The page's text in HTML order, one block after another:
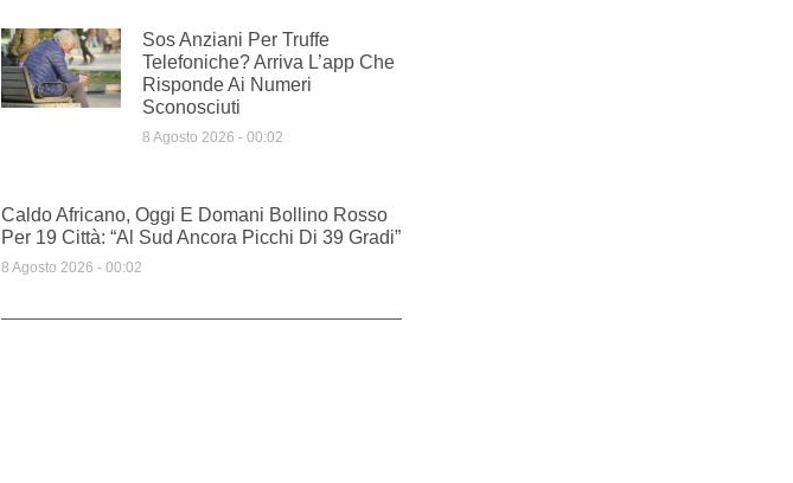
Sos Anziani Per Truffe
Telefoniche? Arriva L’app Che
Risponde Ai Numeri
Sconosciuti
8 Agosto 2026 00:02
Caldo Africano, Oggi E Domani Bollino Rosso
Per 19 Città: “Al Sud Ancora Picchi Di 39 Gradi”
8 Agosto 2026 00:02